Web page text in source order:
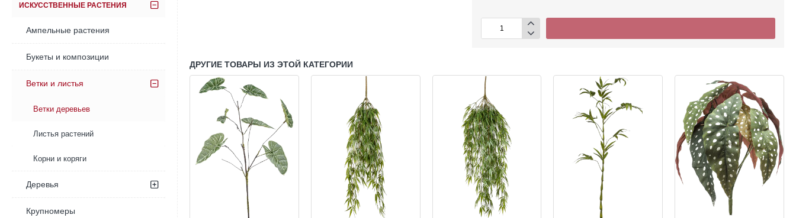
ИСКУССТВЕННЫЕ РАСТЕНИЯ
Ампельные растения
Букеты и композиции
Ветки и листья
Ветки деревьев
Листья растений
Корни и коряги
Деревья
Крупномеры
ДРУГИЕ ТОВАРЫ ИЗ ЭТОЙ КАТЕГОРИИ